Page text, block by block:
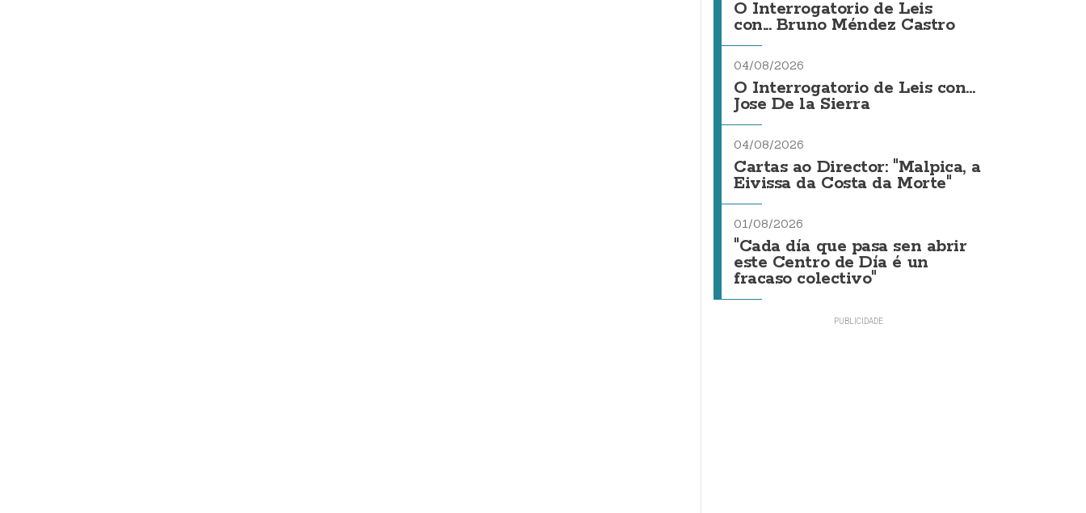
O Interrogatorio de Leis
con... Bruno Méndez Castro
04/08/2026
O Interrogatorio de Leis con...
Jose De la Sierra
04/08/2026
Cartas ao Director: "Malpica, a
Eivissa da Costa da Morte"
01/08/2026
"Cada día que pasa sen abrir
este Centro de Día é un
fracaso colectivo"